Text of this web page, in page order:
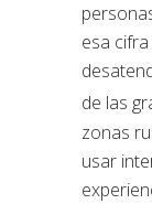
esa
de las
zonas
usar